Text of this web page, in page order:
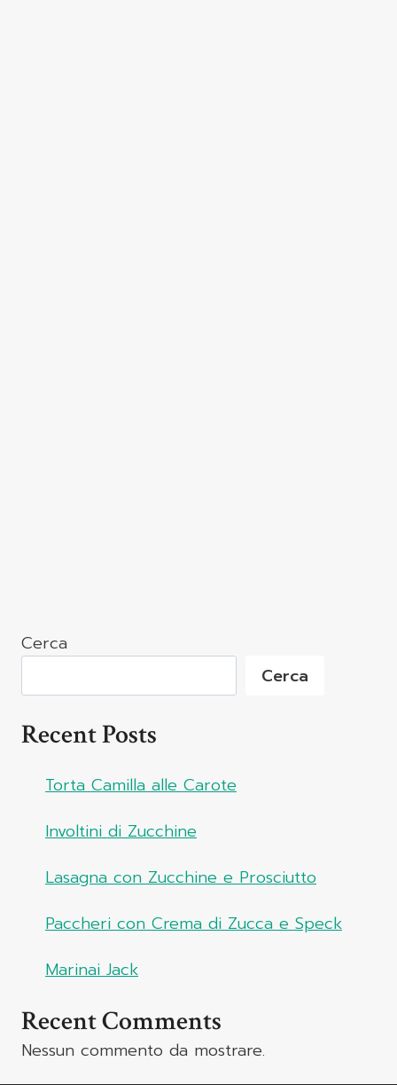
Cerca
Cerca
Recent Posts
Torta Camilla alle Carote
Involtini di Zucchine
Lasagna con Zucchine e Prosciutto
Paccheri con Crema di Zucca e Speck
Marinai Jack
Recent Comments
Nessun commento da mostrare.